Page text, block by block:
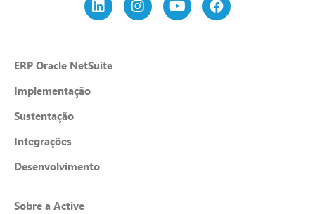
ERP Oracle NetSuite
Implementação
Sustentação
Integrações
Desenvolvimento
Sobre a Active